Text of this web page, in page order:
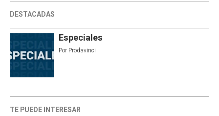
DESTACADAS
Especiales
Por Prodavinci
TE PUEDE INTERESAR